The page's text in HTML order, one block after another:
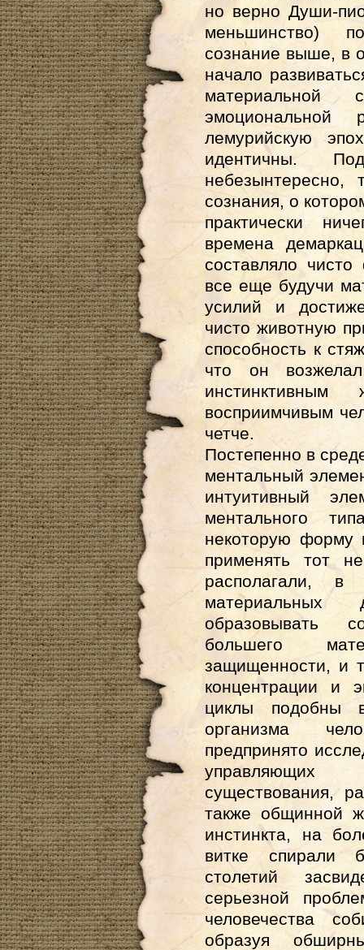
но верно Души-
меньшинство)
сознание выше, в
начало
лемурийскую
идентичны.
небезынтересно,
сознания, о
практически
времена
составляло
все еще будучи
усилий и
чисто животную
способность к
что он
инстинктивным
восприимчивым
четче.
Постепенно в
ментальный
интуитивный
ментального
некоторую форму
применять тот
располагали, в
образовывать
большего
защищенности, и
концентрации и
циклы подобны
организма
предпринято
управляющих
существования,
также общинной
инстинкта, на
витке спирали
столетий
серьезной
человечества
образуя